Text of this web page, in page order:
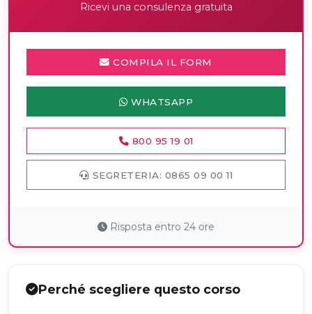
Ricevi una consulenza gratuita
COMPILA IL FORM
WHATSAPP
800 95 19 01
SEGRETERIA: 0865 09 00 11
Risposta entro 24 ore
Perché scegliere questo corso